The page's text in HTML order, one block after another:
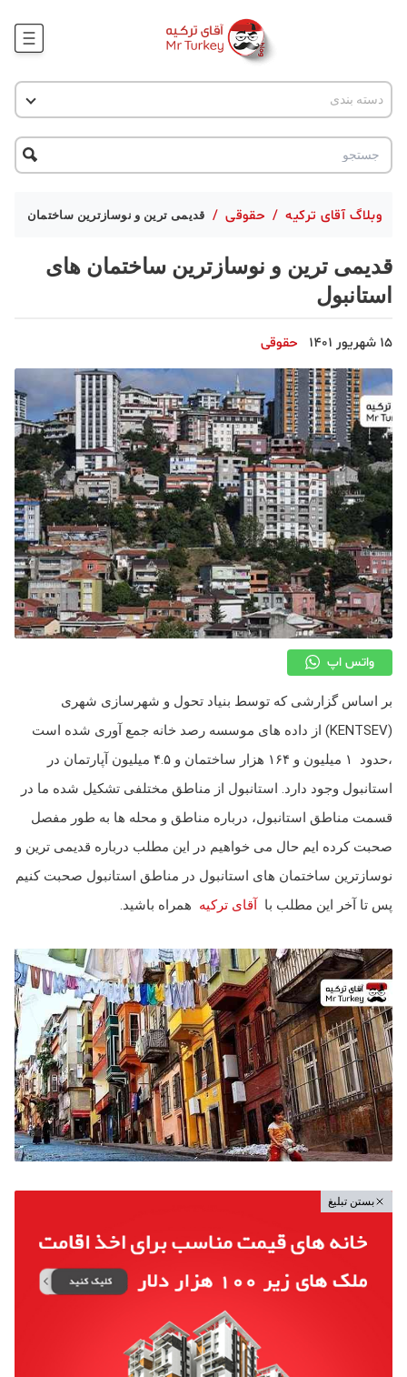
وبلاگ
جاذبه گردشگری
دسته بندی
اخبار ترکیه
پروژه ها
تحصیل در ترکیه
ترکیه گردی
حقوقی
قبرس
وبلاگ آقای ترکیه / حقوقی / قدیمی ترین و نوسازترین ساختمان های
قدیمی ترین و نوسازترین ساختمان های
استانبول
15 شهریور 1401 حقوقی
واتس اپ
بر اساس گزارشی که توسط بنیاد تحول و شهرسازی شهری
(KENTSEV) از داده های موسسه رصد خانه جمع آوری شده است
،حدود ۱ میلیون و ۱۶۴ هزار ساختمان و ۴.۵ میلیون آپارتمان در
استانبول وجود دارد. استانبول از مناطق مختلفی تشکیل شده ما در
قسمت مناطق استانبول، درباره مناطق و محله ها به طور مفصل
صحبت کرده ایم حال می خواهیم در این مطلب درباره قدیمی ترین و
نوسازترین ساختمان های استانبول در مناطق استانبول صحبت کنیم
پس تا آخر این مطلب با آقای ترکیه همراه باشید.
بستن تبلیغ